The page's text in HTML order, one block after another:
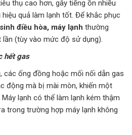
thụ cao hơn, gây tiếng ồn nhiều
quả làm lạnh tốt. Để khắc phục
điều hòa, máy lạnh thường
(tùy vào mức độ sử dụng).
hết gas
các ống đồng hoặc mối nối dẫn gas
động mà bị mài mòn, khiến một
lạnh có thể làm lạnh kém thậm
trong trường hợp máy lạnh không